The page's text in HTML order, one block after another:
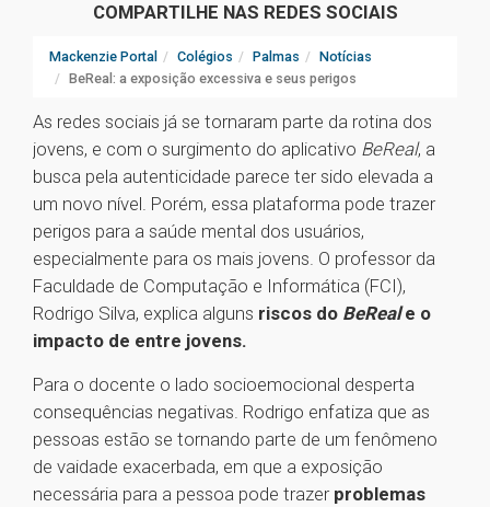
COMPARTILHE NAS REDES SOCIAIS
Mackenzie Portal Colégios Palmas
Notícias
BeReal: a exposição excessiva e seus perigos
As redes sociais já se tornaram parte da rotina dos
jovens, e com o surgimento do aplicativo BeReal, a
busca pela autenticidade parece ter sido elevada a
um novo nível. Porém, essa plataforma pode trazer
perigos para a saúde mental dos usuários,
especialmente para os mais jovens. O professor da
Faculdade de Computação e Informática (FCI),
Rodrigo Silva, explica alguns riscos do BeReale o
impacto de entre jovens.
Para o docente o lado socioemocional desperta
consequências negativas. Rodrigo enfatiza que as
pessoas estão se tornando parte de um fenômeno
de vaidade exacerbada, em que a exposição
necessária para a pessoa pode trazer problemas